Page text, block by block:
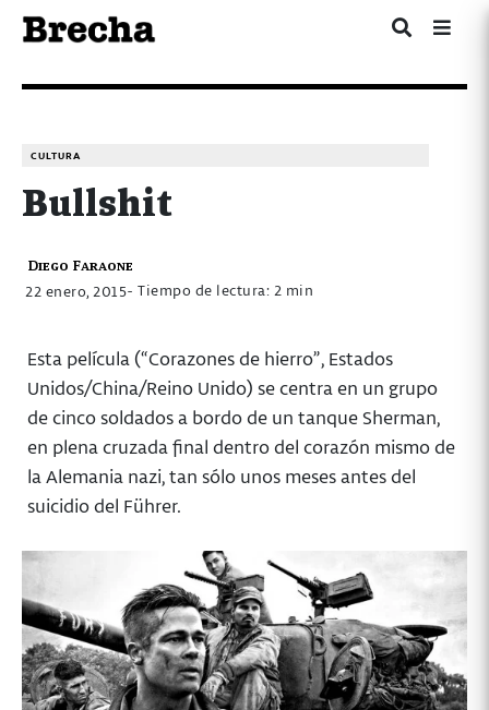
CULTURA
Bullshit
Diego Faraone
22 enero, 2015- Tiempo de lectura: 2 min
Esta película (“Corazones de hierro”, Estados
Unidos/China/Reino Unido) se centra en un grupo
de cinco soldados a bordo de un tanque Sherman,
en plena cruzada final dentro del corazón mismo de
la Alemania nazi, tan sólo unos meses antes del
suicidio del Führer.